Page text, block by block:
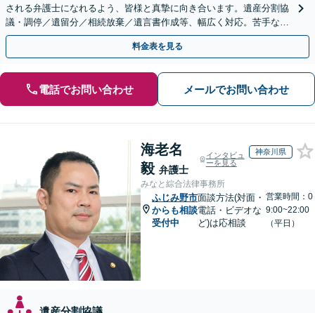
される弁護士になれるよう、皆様と真摯に向き合います。遺産分割協
議・調停／遺留分／相続放棄／遺言書作成等、幅広く対応。苦手な親
族との交渉や書面作成等も◎【分かりやすい費用体系】
料金表を見る
電話でお問い合わせ メールでお問い合わせ
海老名
毅 弁護士
インタビュ
ーを見る
神奈川県
みなと綜合法律事務所
ふじみ野市
からも相談
受付中
面談方法(対面・
電話・ビデオな
ど)は応相談
営業時間：0
9:00~22:00
（平日）